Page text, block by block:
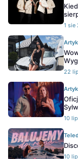
1 sie
22
10
10